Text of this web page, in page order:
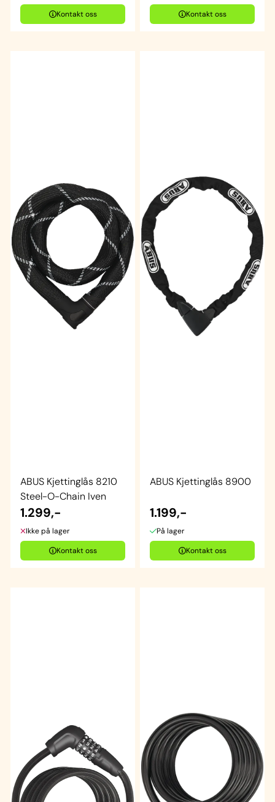
Kontakt oss
Kontakt oss
ABUS Kjettinglås 8210
Steel-O-Chain Iven
1.299,-
Ikke på lager
Kontakt oss
ABUS Kjettinglås 8900
1.199,-
På lager
Kontakt oss